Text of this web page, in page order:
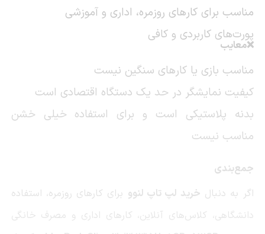
مناسب برای کارهای روزمره، اداری و آموزشی
پورت‌های کاربردی و کافی
❌معایب
مناسب بازی یا کارهای سنگین نیست
کیفیت نمایشگر در حد یک دستگاه اقتصادی است
بدنه پلاستیکی است و برای استفاده خیلی خشن
مناسب نیست
جمع‌بندی
اگر به دنبال خرید لپ تاپ لنوو برای کارهای روزمره، استفاده
دانشگاهی، کلاس‌های آنلاین، کارهای اداری و مصرف خانگی